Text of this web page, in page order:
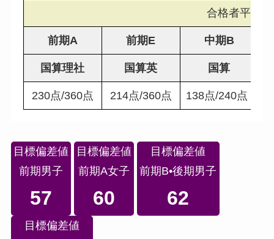
合格者平均
前期A 前期E 中期B
国算理社 国算英 国算
230点/360点 214点/360点 138点/240点
目標偏差値
前期男子
57
目標偏差値
前期A女子
60
目標偏差値
前期B•後期男子
62
目標偏差値